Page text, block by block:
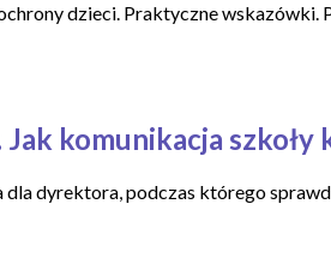
dzieci. Praktyczne wskazówki.
komunikacja szkoły
dyrektora, podczas którego